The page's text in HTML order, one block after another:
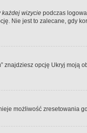
każdej wizycie podczas
Nie jest to zalecane, gdy
znajdziesz opcję Ukryj
możliwość zresetowania